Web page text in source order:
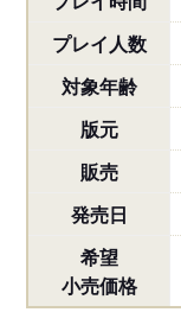
プレイ人数
対象年齢
版元
販売
発売日
希望
小売価格